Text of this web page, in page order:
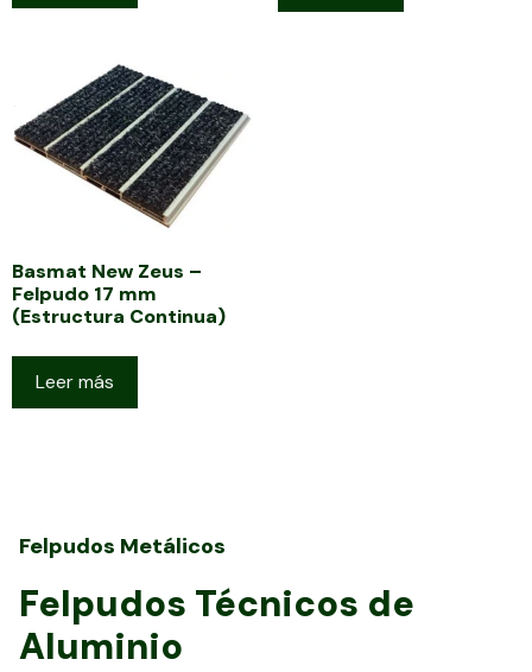
Basmat New Zeus –
Felpudo 17 mm
(Estructura Continua)
Leer más
Felpudos Metálicos
Felpudos Técnicos de
Aluminio